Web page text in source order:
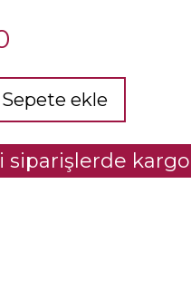
Sepete ekle
siparişlerde